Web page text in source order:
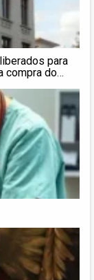
para
compra do